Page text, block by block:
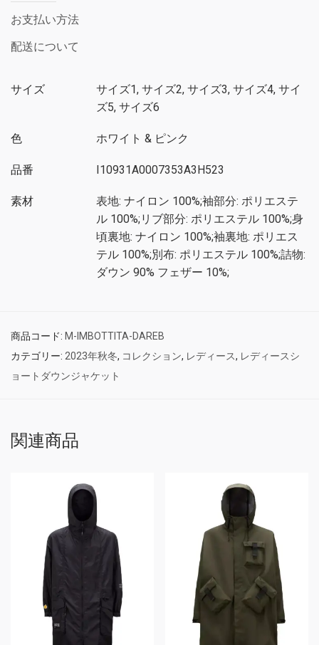
お支払い方法
配送について
サイズ
サイズ1, サイズ2, サイズ3, サイズ4, サイ
ズ5, サイズ6
色 ホワイト & ピンク
品番 I10931A0007353A3H523
素材
表地: ナイロン 100%;袖部分: ポリエステ
ル 100%;リブ部分: ポリエステル 100%;身
頃裏地: ナイロン 100%;袖裏地: ポリエス
テル 100%;別布: ポリエステル 100%;詰物:
ダウン 90% フェザー 10%;
商品コード: M-IMBOTTITA-DAREB
カテゴリー: 2023年秋冬, コレクション, レディース, レディースシ
ョートダウンジャケット
関連商品